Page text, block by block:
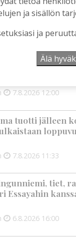
ja Iisalmeen
lääkäripulaa
7.8.2026 12:00
tuotti jälleen
7.8.2026 11:33
tiet,
Essayahin
6.8.2026 16:00
ja sisällön
ja
Älä